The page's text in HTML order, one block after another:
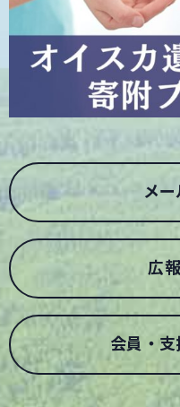
メ
広
会員・